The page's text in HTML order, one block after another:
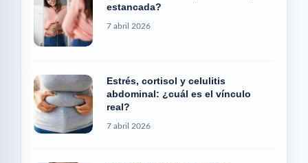
estancada?
7 abril 2026
Estrés, cortisol y celulitis
abdominal: ¿cuál es el vínculo
real?
7 abril 2026